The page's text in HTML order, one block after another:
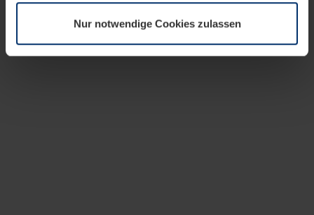
Datenschutzerklärungunserer Website ändern oder
widerrufen.
Nur notwendige Cookies zulassen